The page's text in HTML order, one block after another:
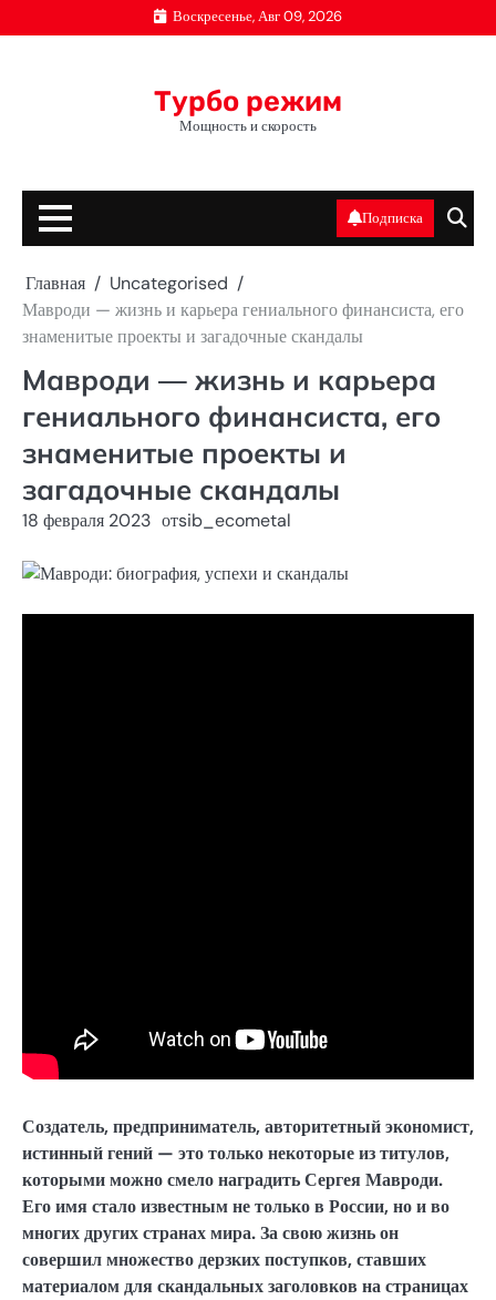
к
Воскресенье, Авг 09, 2026
Турбо режим
Мощность и скорость
Подписка
Главная
Uncategorised
Мавроди — жизнь и карьера гениального финансиста, его
знаменитые проекты и загадочные скандалы
Мавроди — жизнь и карьера
гениального финансиста, его
знаменитые проекты и
загадочные скандалы
18 февраля 2023 отsib_ecometal
Создатель, предприниматель, авторитетный экономист,
истинный гений — это только некоторые из титулов,
которыми можно смело наградить Сергея Мавроди.
Его имя стало известным не только в России, но и во
многих других странах мира. За свою жизнь он
совершил множество дерзких поступков, ставших
материалом для скандальных заголовков на страницах